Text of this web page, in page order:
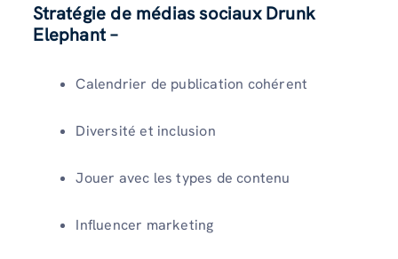
Stratégie de médias sociaux Drunk
Elephant –
Calendrier de publication cohérent
Diversité et inclusion
Jouer avec les types de contenu
Influencer marketing